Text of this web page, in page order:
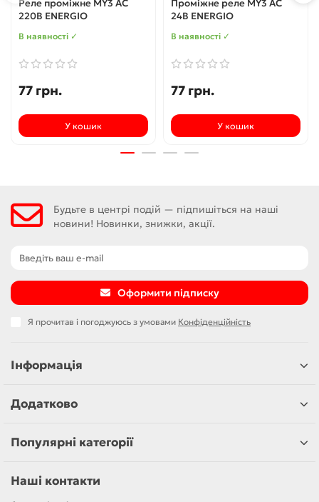
Реле проміжне MY3 AC
220В ENERGIO
В наявності ✓
77 грн.
У кошик
Проміжне реле MY3 AC
24В ENERGIO
В наявності ✓
77 грн.
У кошик
Будьте в центрі подій — підпишіться на наші
новини! Новинки, знижки, акції.
Оформити підписку
Я прочитав і погоджуюсь з умовами Конфіденційність
Інформація
Додатково
Популярні категорії
Наші контакти